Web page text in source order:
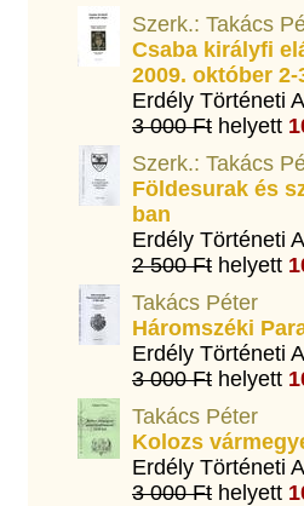
Szerk.: Takács
Csaba királyfi
2009. október 2-
Erdély Történeti
3 000 Ft helyett
Szerk.: Takács
Földesurak és
ban
Erdély Történeti
2 500 Ft helyett
Takács Péter
Háromszéki
Erdély Történeti
3 000 Ft helyett
Takács Péter
Kolozs
Erdély Történeti
3 000 Ft helyett